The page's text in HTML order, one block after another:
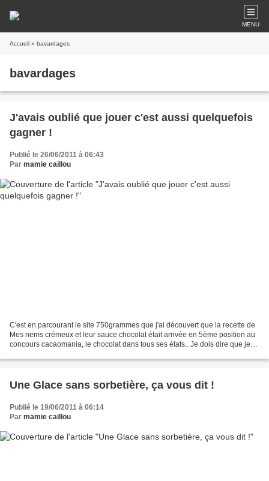
MENU
Accueil » bavardages
bavardages
J'avais oublié que jouer c'est aussi quelquefois
gagner !
Publié le 26/06/2011 à 06:43
Par mamie caillou
C'est en parcourant le site 750grammes que j'ai découvert que la recette de
Mes nems crémeux et leur sauce chocolat était arrivée en 5ème position au
concours cacaomania, le chocolat dans tous ses états.. Je dois dire que je
Une Glace sans sorbetière, ça vous dit !
Publié le 19/06/2011 à 06:14
Par mamie caillou